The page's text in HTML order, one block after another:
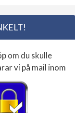
om du skulle
vi på mail inom